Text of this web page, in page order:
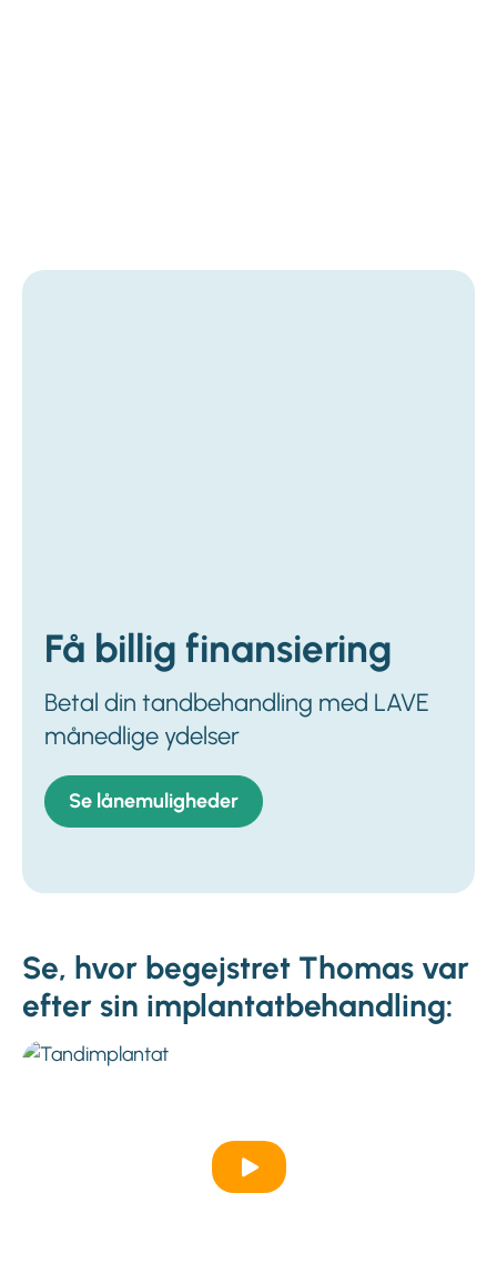
Få billig finansiering
Betal din tandbehandling med LAVE
månedlige ydelser
Se lånemuligheder
Se, hvor begejstret Thomas var
efter sin implantatbehandling: